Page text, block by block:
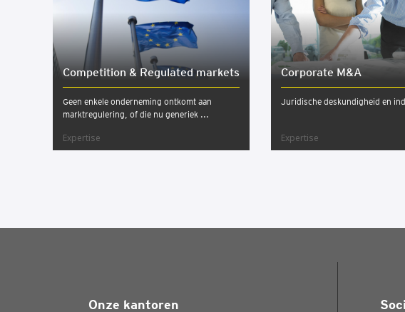
Com­pe­ti­ti­on & Regu­la­ted mar­kets
Geen enkele onderneming ontkomt aan
marktregulering, of die nu generiek ...
Expertise
Cor­po­ra­te M&A
Juridische deskundigheid en
Expertise
Onze kantoren